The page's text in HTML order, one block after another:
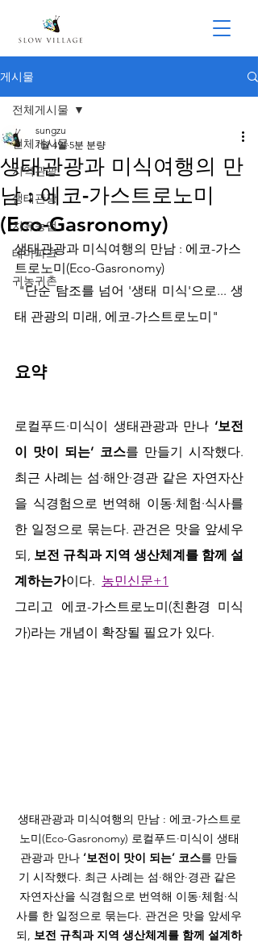
게시물
전체게시물
지역관광
생태관광
치유농업
테마파크
귀농귀촌
전체게시물
생태관광과 미식여행의 만
남 : 에코-가스트로노미
(Eco-Gasronomy)
sungzu
1월 4일 5분 분량
생태관광과 미식여행의 만남 : 에코-가스
트로노미(Eco-Gasronomy)
"단순 탐조를 넘어 '생태 미식'으로... 생
태 관광의 미래, 에코-가스트로노미"
요약
로컬푸드·미식이 생태관광과 만나 ‘보전
이 맛이 되는’ 코스를 만들기 시작했다.
최근 사례는 섬·해안·경관 같은 자연자산
을 식경험으로 번역해 이동·체험·식사를
한 일정으로 묶는다. 관건은 맛을 앞세우
되, 보전 규칙과 지역 생산체계를 함께 설
계하는가이다. 농민신문+1
그리고 에코-가스트로노미(친환경 미식
가)라는 개념이 확장될 필요가 있다.
생태관광과 미식여행의 만남 : 에코-가스트로
노미(Eco-Gasronomy) 로컬푸드·미식이 생태
관광과 만나 ‘보전이 맛이 되는’ 코스를 만들
기 시작했다. 최근 사례는 섬·해안·경관 같은
자연자산을 식경험으로 번역해 이동·체험·식
사를 한 일정으로 묶는다. 관건은 맛을 앞세우
되, 보전 규칙과 지역 생산체계를 함께 설계하